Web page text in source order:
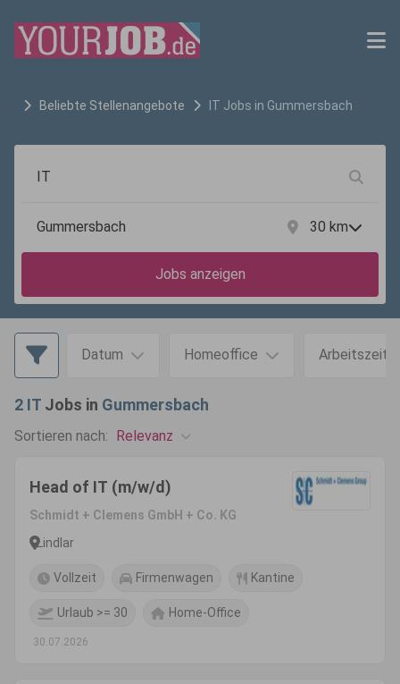
Beliebte Stellenangebote IT Jobs in Gummersbach
30 km
Jobs anzeigen
Datum Homeoffice Arbeitszeit
2 IT Jobs in Gummersbach
Sortieren nach: Relevanz
Head of IT (m/w/d)
Schmidt + Clemens GmbH + Co. KG
Lindlar
Vollzeit Firmenwagen Kantine
Urlaub >= 30 Home-Office
30.07.2026